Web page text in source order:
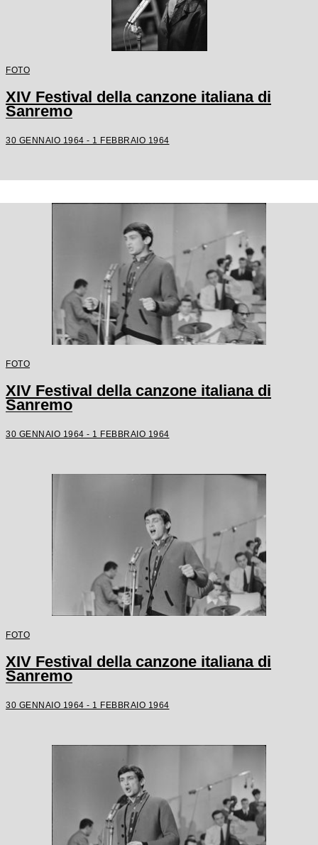
FOTO
XIV Festival della canzone italiana di
Sanremo
30 GENNAIO 1964 - 1 FEBBRAIO 1964
FOTO
XIV Festival della canzone italiana di
Sanremo
30 GENNAIO 1964 - 1 FEBBRAIO 1964
FOTO
XIV Festival della canzone italiana di
Sanremo
30 GENNAIO 1964 - 1 FEBBRAIO 1964